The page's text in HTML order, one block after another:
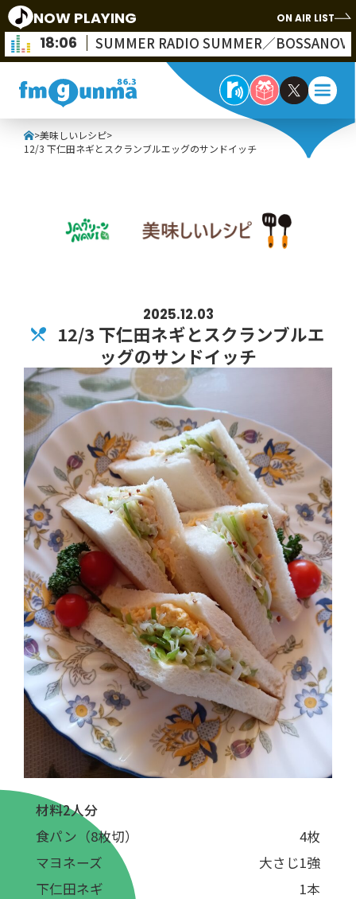
NOW PLAYING ON AIR LIST
18:06 SUMMER RADIO SUMMER／
>美味しいレシピ>
12/3 下仁田ネギとスクランブルエッグのサンドイッチ
2025.12.03
12/3 下仁田ネギとスクランブルエ
ッグのサンドイッチ
材料2人分
食パン（8枚切）
4枚
マヨネーズ
大さじ1強
下仁田ネギ
1本